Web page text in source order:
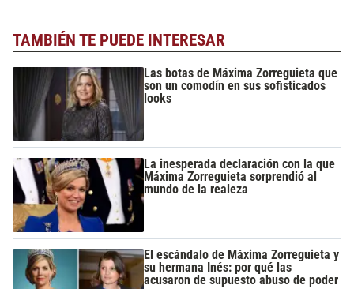
TAMBIÉN TE PUEDE INTERESAR
Las botas de Máxima Zorreguieta que
son un comodín en sus sofisticados
looks
La inesperada declaración con la que
Máxima Zorreguieta sorprendió al
mundo de la realeza
El escándalo de Máxima Zorreguieta y
su hermana Inés: por qué las
acusaron de supuesto abuso de poder